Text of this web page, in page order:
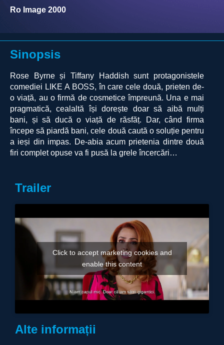
Ro Image 2000
Sinopsis
Rose Byrne și Tiffany Haddish sunt protagonistele
comediei LIKE A BOSS, în care cele două, prieten de-
o viață, au o firmă de cosmetice împreună. Una e mai
pragmatică, cealaltă își dorește doar să aibă mulți
bani, și să ducă o viață de răsfăț. Dar, când firma
începe să piardă bani, cele două caută o soluție pentru
a ieși din impas. De-abia acum prietenia dintre două
firi complet opuse va fi pusă la grele încercări…
Trailer
Click to accept marketing cookies and
enable this content
Alte informații